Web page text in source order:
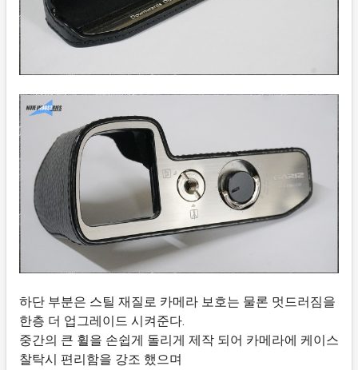
하단 부분은 스틸 재질로 카메라 보호는 물론 멋드러짐을
한층 더 업그레이드 시켜준다.
중간의 큰 휠을 손쉽게 돌리게 제작 되어 카메라에 케이스
찰탁시 편리함을 강조 했으며